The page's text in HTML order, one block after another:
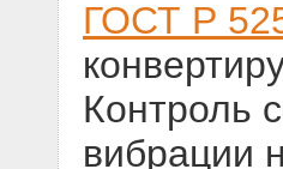
ГОСТ Р
Контроль
вибрации